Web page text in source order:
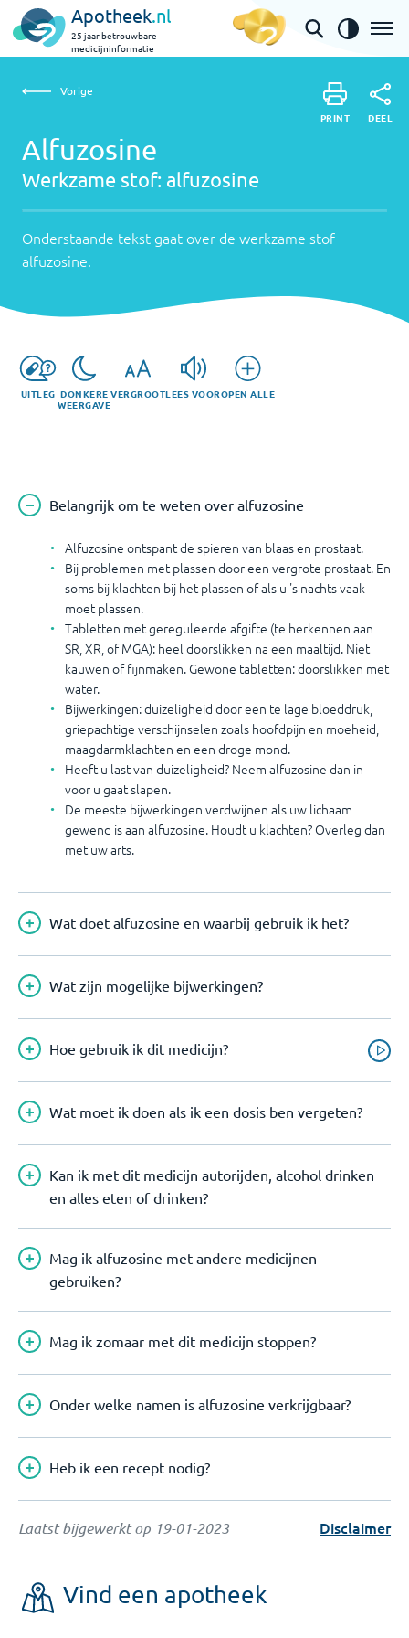
Apotheek.nl
25 jaar betrouwbare
medicijninformatie
Alfuzosine | alfuzosine
over
de
werkzame
Vorige
Alfuzosine
Werkzame stof: alfuzosine
Onderstaande tekst gaat over de werkzame stof
alfuzosine.
PRINT DEEL
UITLEG DONKERE
WEERGAVE
VERGROOTLEES VOOROPEN ALLE
Belangrijk om te weten over alfuzosine
Alfuzosine ontspant de spieren van blaas en prostaat.
Bij problemen met plassen door een vergrote prostaat. En
soms bij klachten bij het plassen of als u 's nachts vaak
moet plassen.
Tabletten met gereguleerde afgifte (te herkennen aan
SR, XR, of MGA): heel doorslikken na een maaltijd. Niet
kauwen of fijnmaken. Gewone tabletten: doorslikken met
water.
Bijwerkingen: duizeligheid door een te lage bloeddruk,
griepachtige verschijnselen zoals hoofdpijn en moeheid,
maagdarmklachten en een droge mond.
Heeft u last van duizeligheid? Neem alfuzosine dan in
voor u gaat slapen.
De meeste bijwerkingen verdwijnen als uw lichaam
gewend is aan alfuzosine. Houdt u klachten? Overleg dan
met uw arts.
Wat doet alfuzosine en waarbij gebruik ik het?
Wat zijn mogelijke bijwerkingen?
Hoe gebruik ik dit medicijn?
Wat moet ik doen als ik een dosis ben vergeten?
Kan ik met dit medicijn autorijden, alcohol drinken
en alles eten of drinken?
Mag ik alfuzosine met andere medicijnen
gebruiken?
Mag ik zomaar met dit medicijn stoppen?
Onder welke namen is alfuzosine verkrijgbaar?
Heb ik een recept nodig?
Laatst bijgewerkt op 19-01-2023 Disclaimer
Vind een apotheek